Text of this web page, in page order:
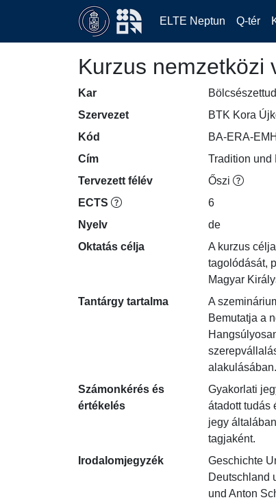
ELTE Neptun Q-tér
Kurzus nemzetközi
Kar
Szervezet
BTK Kora
Kód
BA-ERA-
Cím
Tradition und
Tervezett félév
Őszi
ECTS
6
Nyelv
de
Oktatás célja
A kurzus
tagolódását,
Magyar
Tantárgy tartalma
A
Bemutatja a
alakulásában.
Számonkérés és
értékelés
Gyakorlati
átadott tudás
jegy
tagjaként.
Irodalomjegyzék
Geschichte
Deutschland
und Anton